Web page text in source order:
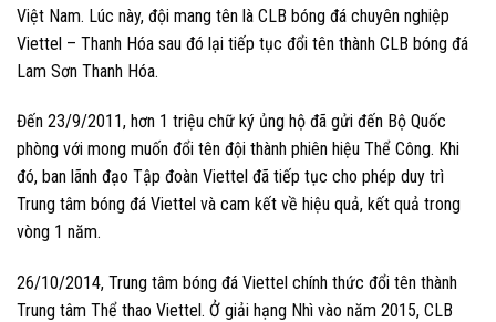
Việt Nam. Lúc này, đội mang tên là CLB bóng đá chuyên nghiệp
Viettel – Thanh Hóa sau đó lại tiếp tục đổi tên thành CLB bóng đá
Lam Sơn Thanh Hóa.
Đến 23/9/2011, hơn 1 triệu chữ ký ủng hộ đã gửi đến Bộ Quốc
phòng với mong muốn đổi tên đội thành phiên hiệu Thể Công. Khi
đó, ban lãnh đạo Tập đoàn Viettel đã tiếp tục cho phép duy trì
Trung tâm bóng đá Viettel và cam kết về hiệu quả, kết quả trong
vòng 1 năm.
26/10/2014, Trung tâm bóng đá Viettel chính thức đổi tên thành
Trung tâm Thể thao Viettel. Ở giải hạng Nhì vào năm 2015, CLB